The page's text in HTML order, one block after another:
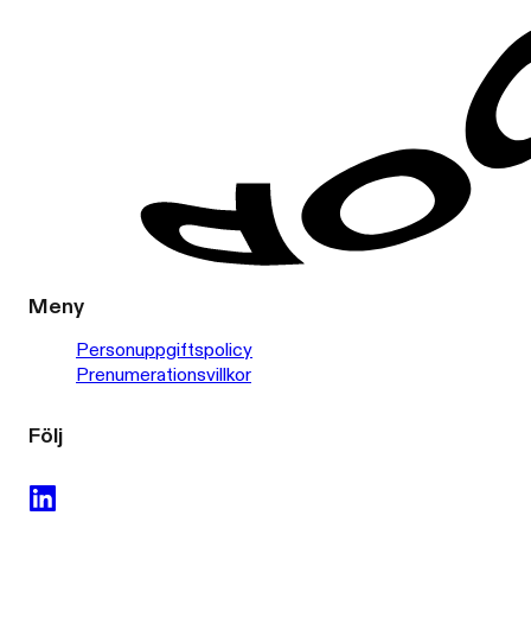
Meny
Personuppgiftspolicy
Prenumerationsvillkor
Följ